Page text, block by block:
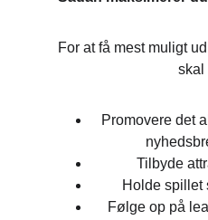
For at få mest muligt
skal
Promovere det
Tilbyde
Holde spillet
Følge op på